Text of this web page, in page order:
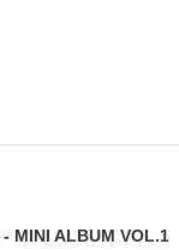
MINI ALBUM VOL.1